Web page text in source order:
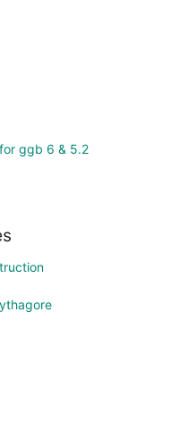
ggb 6 & 5.2